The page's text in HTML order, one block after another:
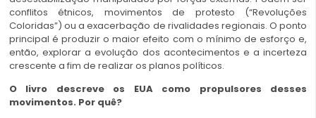
conflitos étnicos, movimentos de protesto (“Revoluções
Coloridas”) ou a exacerbação de rivalidades regionais. O ponto
principal é produzir o maior efeito com o mínimo de esforço e,
então, explorar a evolução dos acontecimentos e a incerteza
crescente a fim de realizar os planos políticos.
O livro descreve os EUA como propulsores desses
movimentos. Por quê?